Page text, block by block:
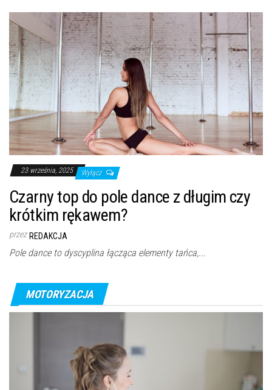
23 września, 2025 Wyłącz
Czarny top do pole dance z długim czy
krótkim rękawem?
przez REDAKCJA
Pole dance to dyscyplina łącząca elementy tańca,...
MOTORYZACJA